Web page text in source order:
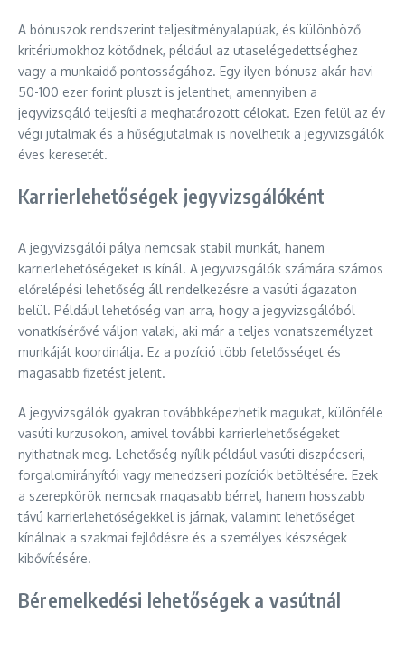
A bónuszok rendszerint teljesítményalapúak, és különböző
kritériumokhoz kötődnek, például az utaselégedettséghez
vagy a munkaidő pontosságához. Egy ilyen bónusz akár havi
50-100 ezer forint pluszt is jelenthet, amennyiben a
jegyvizsgáló teljesíti a meghatározott célokat. Ezen felül az év
végi jutalmak és a hűségjutalmak is növelhetik a jegyvizsgálók
éves keresetét.
Karrierlehetőségek jegyvizsgálóként
A jegyvizsgálói pálya nemcsak stabil munkát, hanem
karrierlehetőségeket is kínál. A jegyvizsgálók számára számos
előrelépési lehetőség áll rendelkezésre a vasúti ágazaton
belül. Például lehetőség van arra, hogy a jegyvizsgálóból
vonatkísérővé váljon valaki, aki már a teljes vonatszemélyzet
munkáját koordinálja. Ez a pozíció több felelősséget és
magasabb fizetést jelent.
A jegyvizsgálók gyakran továbbképezhetik magukat, különféle
vasúti kurzusokon, amivel további karrierlehetőségeket
nyithatnak meg. Lehetőség nyílik például vasúti diszpécseri,
forgalomirányítói vagy menedzseri pozíciók betöltésére. Ezek
a szerepkörök nemcsak magasabb bérrel, hanem hosszabb
távú karrierlehetőségekkel is járnak, valamint lehetőséget
kínálnak a szakmai fejlődésre és a személyes készségek
kibővítésére.
Béremelkedési lehetőségek a vasútnál